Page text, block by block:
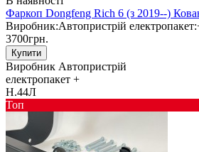
Фаркоп Dongfeng Rich 6 (з 2019--)
Виробник:Автопристрій електропакет:
3700грн.
Купити
Виробник Автопристрій
електропакет +
Н.44Л
Toп